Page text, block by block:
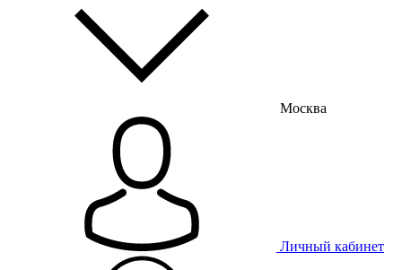
Москва
Личный кабинет